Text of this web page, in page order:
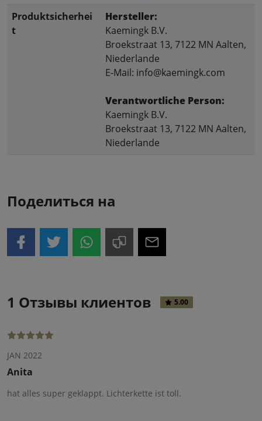
Produktsicherhei
t
Hersteller:
Kaemingk B.V.
Broekstraat 13, 7122 MN Aalten,
Niederlande
E-Mail: info@kaemingk.com
Verantwortliche Person:
Kaemingk B.V.
Broekstraat 13, 7122 MN Aalten,
Niederlande
Поделиться на
1 Отзывы клиентов 5.00
JAN 2022
Anita
hat alles super geklappt. Lichterkette ist toll.